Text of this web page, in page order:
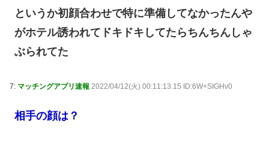
というか初顔合わせで特に準備してなかったんや
がホテル誘われてドキドキしてたらちんちんしゃ
ぶられてた
7: マッチングアプリ速報 2022/04/12(火) 00:11:13.15 ID:6W+SIGHv0
相手の顔は？